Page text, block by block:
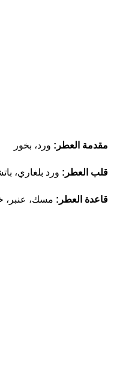
مقدمة العطر: ورد، بخور
قلب العطر: ورد بلغاري،
قاعدة العطر: مسك،